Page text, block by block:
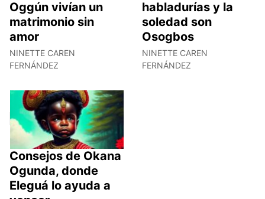
Oggún vivían un
matrimonio sin
amor
NINETTE CAREN
FERNÁNDEZ
habladurías y la
soledad son
Osogbos
NINETTE CAREN
FERNÁNDEZ
Consejos de Okana
Ogunda, donde
Eleguá lo ayuda a